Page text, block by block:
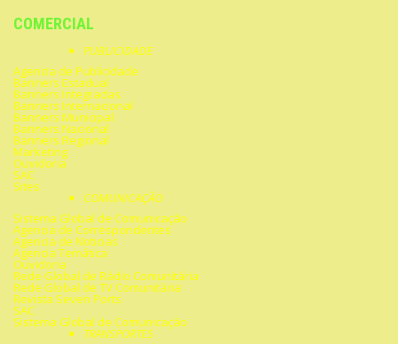
COMERCIAL
PUBLICIDADE
Agencia de Publicidade
Banners Estadual
Banners Integradas
Banners Internacional
Banners Municipal
Banners Nacional
Banners Regional
Marketing
Ouvidoria
SAC
Sites
COMUNICAÇÃO
Sistema Global de Comunicação
Agencia de Correspondentes
Agencia de Noticias
Agencia Temática
Ouvidoria
Rede Global de Rádio Comunitária
Rede Global de TV Comunitária
Revista Seven Ports
SAC
Sistema Global de Comunicação
TRANSPORTES